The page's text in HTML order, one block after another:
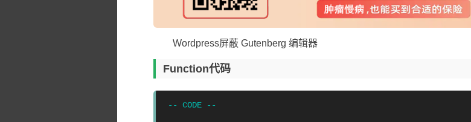
Wordpress屏蔽 Gutenberg 编辑器
Function代码